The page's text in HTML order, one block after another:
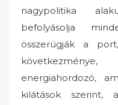
nagypolitika
befolyásolja
összerúgják a
energiahordozó,
kilátások szerint,